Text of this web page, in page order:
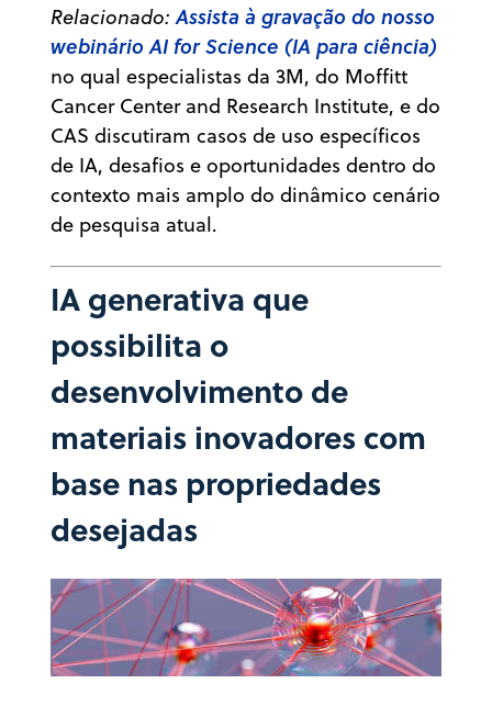
Relacionado:Assista à gravação do nosso
webinário AI for Science (IA para ciência)
no qual especialistas da 3M, do Moffitt
Cancer Center and Research Institute, e do
CAS discutiram casos de uso específicos
de IA, desafios e oportunidades dentro do
contexto mais amplo do dinâmico cenário
de pesquisa atual.
IA generativa que
possibilita o
desenvolvimento de
materiais inovadores com
base nas propriedades
desejadas